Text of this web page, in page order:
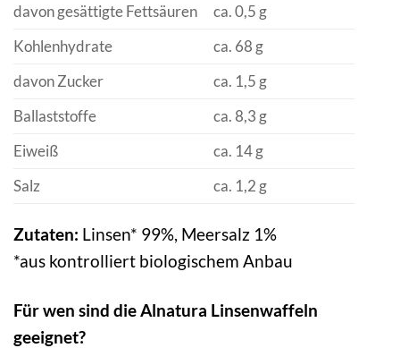
davon gesättigte Fettsäuren
ca. 0,5 g
Kohlenhydrate
ca. 68 g
davon Zucker
ca. 1,5 g
Ballaststoffe
ca. 8,3 g
Eiweiß
ca. 14 g
Salz
ca. 1,2 g
Zutaten: Linsen* 99%, Meersalz 1%
*aus kontrolliert biologischem Anbau
Für wen sind die Alnatura Linsenwaffeln
geeignet?